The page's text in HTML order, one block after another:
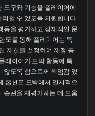
도구와 기능을 플레이어에
할 수 있도록 지원합니다.
동을 평가하고 잠재적인 문
도를 통해 플레이어는 특
제한을 설정하여 재정 통
레이어가 도박 활동에 특
않도록 함으로써 책임감 있
옵션은 도박에서 일시적으
습관을 재평가하는 데 도움